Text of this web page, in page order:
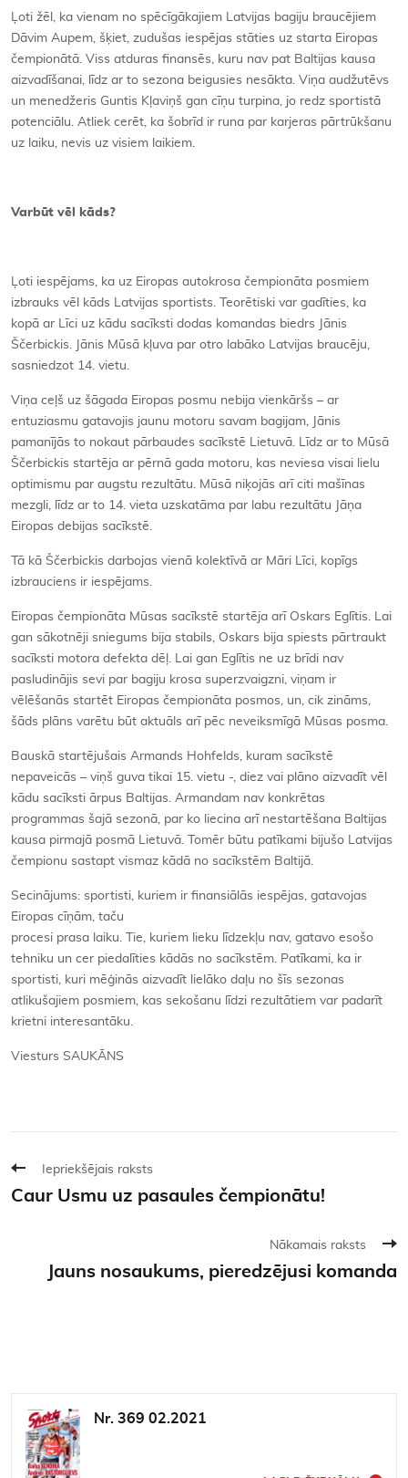
Ļoti žēl, ka vienam no spēcīgākajiem Latvijas bagiju braucējiem
Dāvim Aupem, šķiet, zudušas iespējas stāties uz starta Eiropas
čempionātā. Viss atduras finansēs, kuru nav pat Baltijas kausa
aizvadīšanai, līdz ar to sezona beigusies nesākta. Viņa audžutēvs
un menedžeris Guntis Kļaviņš gan cīņu turpina, jo redz sportistā
potenciālu. Atliek cerēt, ka šobrīd ir runa par karjeras pārtrūkšanu
uz laiku, nevis uz visiem laikiem.
Varbūt vēl kāds?
Ļoti iespējams, ka uz Eiropas autokrosa čempionāta posmiem
izbrauks vēl kāds Latvijas sportists. Teorētiski var gadīties, ka
kopā ar Līci uz kādu sacīksti dodas komandas biedrs Jānis
Ščerbickis. Jānis Mūsā kļuva par otro labāko Latvijas braucēju,
sasniedzot 14. vietu.
Viņa ceļš uz šāgada Eiropas posmu nebija vienkāršs – ar
entuziasmu gatavojis jaunu motoru savam bagijam, Jānis
pamanījās to nokaut pārbaudes sacīkstē Lietuvā. Līdz ar to Mūsā
Ščerbickis startēja ar pērnā gada motoru, kas neviesa visai lielu
optimismu par augstu rezultātu. Mūsā niķojās arī citi mašīnas
mezgli, līdz ar to 14. vieta uzskatāma par labu rezultātu Jāņa
Eiropas debijas sacīkstē.
Tā kā Ščerbickis darbojas vienā kolektīvā ar Māri Līci, kopīgs
izbrauciens ir iespējams.
Eiropas čempionāta Mūsas sacīkstē startēja arī Oskars Eglītis. Lai
gan sākotnēji sniegums bija stabils, Oskars bija spiests pārtraukt
sacīksti motora defekta dēļ. Lai gan Eglītis ne uz brīdi nav
pasludinājis sevi par bagiju krosa superzvaigzni, viņam ir
vēlēšanās startēt Eiropas čempionāta posmos, un, cik zināms,
šāds plāns varētu būt aktuāls arī pēc neveiksmīgā Mūsas posma.
Bauskā startējušais Armands Hohfelds, kuram sacīkstē
nepaveicās – viņš guva tikai 15. vietu -, diez vai plāno aizvadīt vēl
kādu sacīksti ārpus Baltijas. Armandam nav konkrētas
programmas šajā sezonā, par ko liecina arī nestartēšana Baltijas
kausa pirmajā posmā Lietuvā. Tomēr būtu patīkami bijušo Latvijas
čempionu sastapt vismaz kādā no sacīkstēm Baltijā.
Secinājums: sportisti, kuriem ir finansiālās iespējas, gatavojas
Eiropas cīņām, taču
procesi prasa laiku. Tie, kuriem lieku līdzekļu nav, gatavo esošo
tehniku un cer piedalīties kādās no sacīkstēm. Patīkami, ka ir
sportisti, kuri mēģinās aizvadīt lielāko daļu no šīs sezonas
atlikušajiem posmiem, kas sekošanu līdzi rezultātiem var padarīt
krietni interesantāku.
Viesturs SAUKĀNS
Iepriekšējais raksts
Caur Usmu uz pasaules čempionātu!
Nākamais raksts
Jauns nosaukums, pieredzējusi komanda
Nr. 369 02.2021